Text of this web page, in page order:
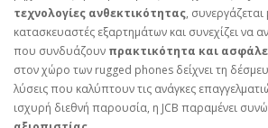
τεχνολογίες ανθεκτικότητας,
κατασκευαστές εξαρτημάτων και συνεχίζει να
που συνδυάζουν πρακτικότητα και
στον χώρο των rugged phones δείχνει τη
λύσεις που καλύπτουν τις ανάγκες
ισχυρή διεθνή παρουσία, η JCB παραμένει